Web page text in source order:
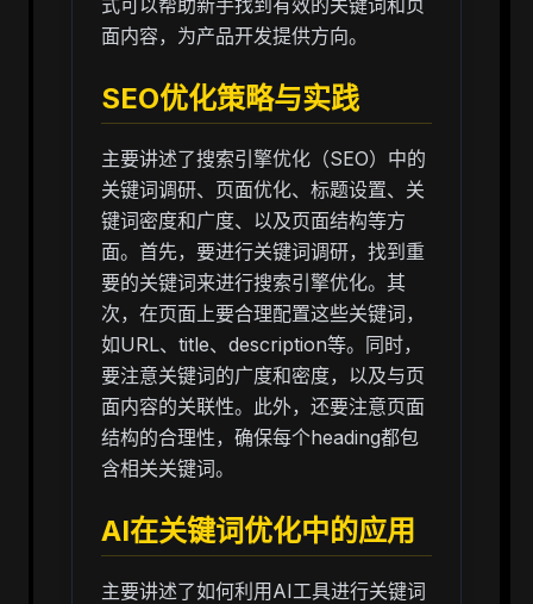
式可以帮助新手找到有效的关键词和页
面内容，为产品开发提供方向。
SEO优化策略与实践
主要讲述了搜索引擎优化（SEO）中的
关键词调研、页面优化、标题设置、关
键词密度和广度、以及页面结构等方
面。首先，要进行关键词调研，找到重
要的关键词来进行搜索引擎优化。其
次，在页面上要合理配置这些关键词，
如URL、title、description等。同时，
要注意关键词的广度和密度，以及与页
面内容的关联性。此外，还要注意页面
结构的合理性，确保每个heading都包
含相关关键词。
AI在关键词优化中的应用
主要讲述了如何利用AI工具进行关键词